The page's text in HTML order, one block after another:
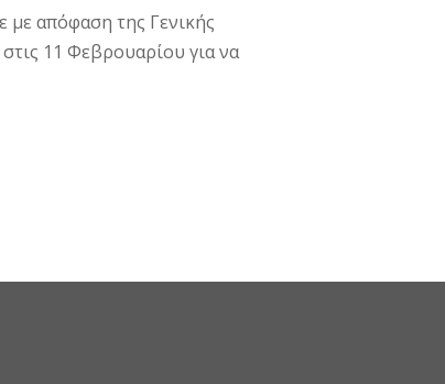
με απόφαση της Γενικής
11 Φεβρουαρίου για να